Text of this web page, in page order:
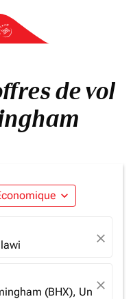
de vol
expand_more
close
(BHX), United
close